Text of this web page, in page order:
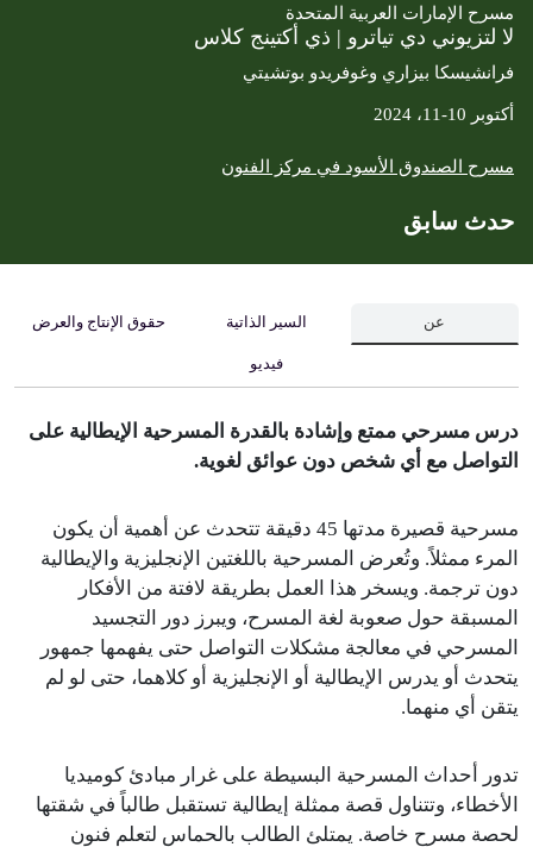
مسرح الإمارات العربية المتحدة
لا لتزيوني دي تياترو | ذي أكتينج كلاس
فرانشيسكا بيزاري وغوفريدو بوتشيتي
أكتوبر 10-11، 2024
مسرح الصندوق الأسود في مركز الفنون
حدث سابق
عن السير الذاتية حقوق الإنتاج والعرض
فيديو
درس مسرحي ممتع وإشادة بالقدرة المسرحية الإيطالية على
التواصل مع أي شخص دون عوائق لغوية.
مسرحية قصيرة مدتها 45 دقيقة تتحدث عن أهمية أن يكون
المرء ممثلاً. وتُعرض المسرحية باللغتين الإنجليزية والإيطالية
دون ترجمة. ويسخر هذا العمل بطريقة لافتة من الأفكار
المسبقة حول صعوبة لغة المسرح، ويبرز دور التجسيد
المسرحي في معالجة مشكلات التواصل حتى يفهمها جمهور
يتحدث أو يدرس الإيطالية أو الإنجليزية أو كلاهما، حتى لو لم
يتقن أي منهما.
تدور أحداث المسرحية البسيطة على غرار مبادئ كوميديا
الأخطاء، وتتناول قصة ممثلة إيطالية تستقبل طالباً في شقتها
لحصة مسرح خاصة. يمتلئ الطالب بالحماس لتعلم فنون